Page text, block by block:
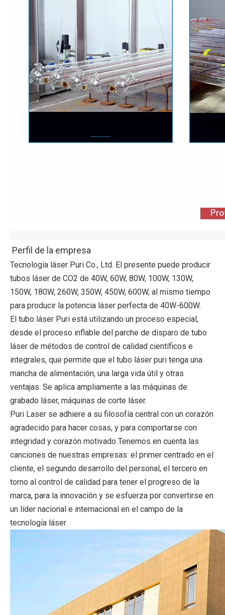
Perfil de la empresa
Tecnología láser Puri Co., Ltd. El presente puede producir
tubos láser de CO2 de 40W, 60W, 80W, 100W, 130W,
150W, 180W, 260W, 350W, 450W, 600W, al mismo tiempo
para producir la potencia láser perfecta de 40W-600W.
El tubo láser Puri está utilizando un proceso especial,
desde el proceso inflable del parche de disparo de tubo
láser de métodos de control de calidad científicos e
integrales, que permite que el tubo láser puri tenga una
mancha de alimentación, una larga vida útil y otras
ventajas. Se aplica ampliamente a las máquinas de
grabado láser, máquinas de corte láser.
Puri Laser se adhiere a su filosofía central con un corazón
agradecido para hacer cosas, y para comportarse con
integridad y corazón motivado Tenemos en cuenta las
canciones de nuestras empresas: el primer centrado en el
cliente, el segundo desarrollo del personal, el tercero en
torno al control de calidad para tener el progreso de la
marca, para la innovación y se esfuerza por convertirse en
un líder nacional e internacional en el campo de la
tecnología láser.